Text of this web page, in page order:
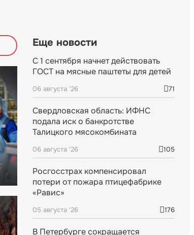
Еще новости
С 1 сентября начнет действовать
ГОСТ на мясные паштеты для детей
06 августа '26 71
Свердловская область: ИФНС
подала иск о банкротстве
Талицкого мясокомбината
06 августа '26 105
Росгосстрах компенсировал
потери от пожара птицефабрике
«Равис»
05 августа '26 176
В Петербурге сокращается